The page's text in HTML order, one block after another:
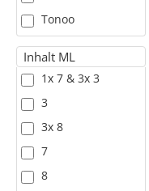
Tonoo
Inhalt ML
1x 7 & 3x 3
3
3x 8
7
8